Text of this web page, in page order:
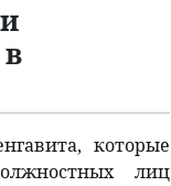
которые
лиц